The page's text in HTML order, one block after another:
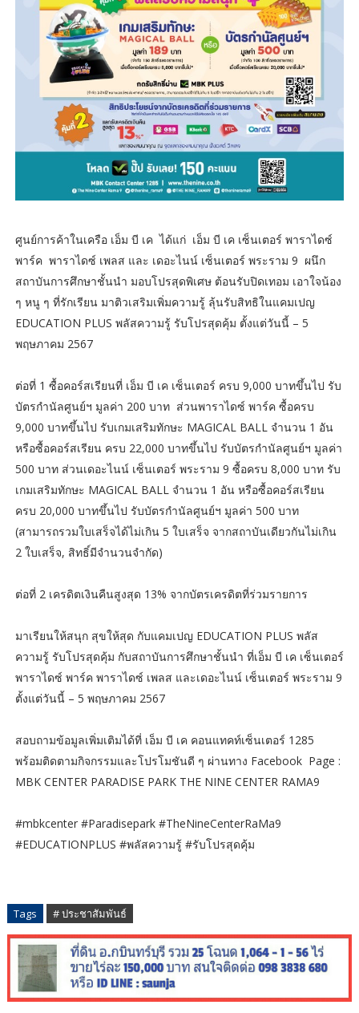
ศูนย์การค้าในเครือ เอ็ม บี เค ได้แก่ เอ็ม บี เค เซ็นเตอร์ พาราไดซ์
พาร์ค พาราไดซ์ เพลส และ เดอะไนน์ เซ็นเตอร์ พระราม 9 ผนึก
สถาบันการศึกษาชั้นนำ มอบโปรสุดพิเศษ ต้อนรับปิดเทอม เอาใจน้อง
ๆ หนู ๆ ที่รักเรียน มาติวเสริมเพิ่มความรู้ ลุ้นรับสิทธิในแคมเปญ
EDUCATION PLUS พลัสความรู้ รับโปรสุดคุ้ม ตั้งแต่วันนี้ – 5
พฤษภาคม 2567
ต่อที่ 1 ซื้อคอร์สเรียนที่ เอ็ม บี เค เซ็นเตอร์ ครบ 9,000 บาทขึ้นไป รับ
บัตรกำนัลศูนย์ฯ มูลค่า 200 บาท ส่วนพาราไดซ์ พาร์ค ซื้อครบ
9,000 บาทขึ้นไป รับเกมเสริมทักษะ MAGICAL BALL จำนวน 1 อัน
หรือซื้อคอร์สเรียน ครบ 22,000 บาทขึ้นไป รับบัตรกำนัลศูนย์ฯ มูลค่า
500 บาท ส่วนเดอะไนน์ เซ็นเตอร์ พระราม 9 ซื้อครบ 8,000 บาท รับ
เกมเสริมทักษะ MAGICAL BALL จำนวน 1 อัน หรือซื้อคอร์สเรียน
ครบ 20,000 บาทขึ้นไป รับบัตรกำนัลศูนย์ฯ มูลค่า 500 บาท
(สามารถรวมใบเสร็จได้ไม่เกิน 5 ใบเสร็จ จากสถาบันเดียวกันไม่เกิน
2 ใบเสร็จ, สิทธิ์มีจำนวนจำกัด)
ต่อที่ 2 เครดิตเงินคืนสูงสุด 13% จากบัตรเครดิตที่ร่วมรายการ
มาเรียนให้สนุก สุขให้สุด กับแคมเปญ EDUCATION PLUS พลัส
ความรู้ รับโปรสุดคุ้ม กับสถาบันการศึกษาชั้นนำ ที่เอ็ม บี เค เซ็นเตอร์
พาราไดซ์ พาร์ค พาราไดซ์ เพลส และเดอะไนน์ เซ็นเตอร์ พระราม 9
ตั้งแต่วันนี้ – 5 พฤษภาคม 2567
สอบถามข้อมูลเพิ่มเติมได้ที่ เอ็ม บี เค คอนแทคท์เซ็นเตอร์ 1285
พร้อมติดตามกิจกรรมและโปรโมชันดี ๆ ผ่านทาง Facebook Page :
MBK CENTER PARADISE PARK THE NINE CENTER RAMA9
#mbkcenter #Paradisepark #TheNineCenterRaMa9
#EDUCATIONPLUS #พลัสความรู้ #รับโปรสุดคุ้ม
Tags # ประชาสัมพันธ์